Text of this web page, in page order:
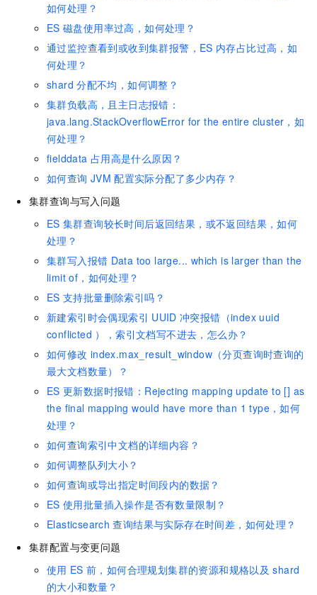
如何处理？
ES 磁盘使用率过高，如何处理？
通过监控查看到或收到集群报警，ES 内存占比过高，如
何处理？
shard 分配不均，如何调整？
集群负载高，且主日志报错：
java.lang.StackOverflowError for the entire cluster，如
何处理？
fielddata 占用高是什么原因？
如何查询 JVM 配置实际分配了多少内存？
集群查询与写入问题
ES 集群查询较长时间后返回结果，或不返回结果，如何
处理？
集群写入报错 Data too large... which is larger than the
limit of，如何处理？
ES 支持批量删除索引吗？
新建索引时会偶现索引 UUID 冲突报错（index uuid
conflicted ），索引文档写不进去，怎么办？
如何修改 index.max_result_window（分页查询时查询的
最大文档数量）？
ES 更新数据时报错：Rejecting mapping update to [] as
the final mapping would have more than 1 type，如何
处理？
如何查询索引中文档的详细内容？
如何调整队列大小？
如何查询或导出指定时间段内的数据？
ES 使用批量插入操作是否有数量限制？
Elasticsearch 查询结果与实际存在时间差，如何处理？
集群配置与变更问题
使用 ES 前，如何合理规划集群的资源和规格以及 shard
的大小和数量？